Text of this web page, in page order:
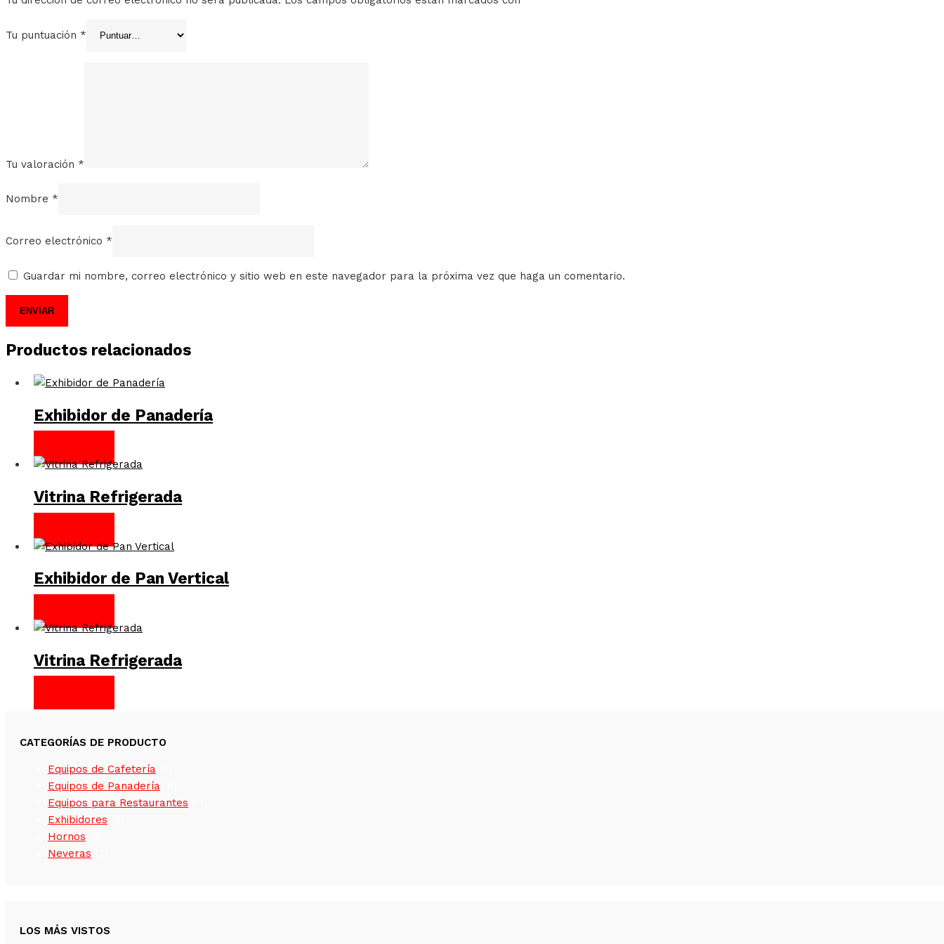
Tu puntuación *
Tu valoración *
Nombre *
Correo electrónico *
Guardar mi nombre, correo electrónico y sitio web en este navegador para la próxima vez que haga un comentario.
Productos relacionados
Exhibidor de Panadería
Vitrina Refrigerada
Exhibidor de Pan Vertical
Vitrina Refrigerada
CATEGORÍAS DE PRODUCTO
Equipos de Cafetería
Equipos de Panadería
Equipos para Restaurantes
Exhibidores
Hornos
Neveras
LOS MÁS VISTOS